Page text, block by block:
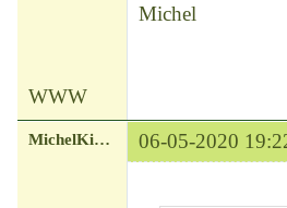
Michel
WWW
MichelKirsch 06-05-2020